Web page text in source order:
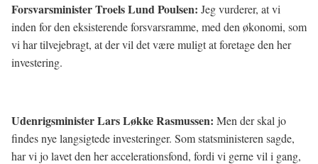
Forsvarsminister Troels Lund Poulsen: Jeg vurderer, at vi
inden for den eksisterende forsvarsramme, med den økonomi, som
vi har tilvejebragt, at der vil det være muligt at foretage den her
investering.
Udenrigsminister Lars Løkke Rasmussen: Men der skal jo
findes nye langsigtede investeringer. Som statsministeren sagde,
har vi jo lavet den her accelerationsfond, fordi vi gerne vil i gang,